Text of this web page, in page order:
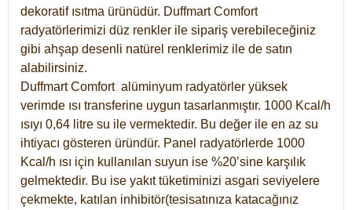
dekoratif ısıtma ürünüdür. Duffmart Comfort
radyatörlerimizi düz renkler ile sipariş verebileceğiniz
gibi ahşap desenli natürel renklerimiz ile de satın
alabilirsiniz.
Duffmart Comfort alüminyum radyatörler yüksek
verimde ısı transferine uygun tasarlanmıştır. 1000 Kcal/h
ısıyı 0,64 litre su ile vermektedir. Bu değer ile en az su
ihtiyacı gösteren üründür. Panel radyatörlerde 1000
Kcal/h ısı için kullanılan suyun ise %20’sine karşılık
gelmektedir. Bu ise yakıt tüketiminizi asgari seviyelere
çekmekte, katılan inhibitör(tesisatınıza katacağınız